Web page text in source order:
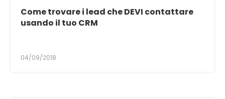
Come trovare i lead che DEVI contattare
usando il tuo CRM
04/09/2018